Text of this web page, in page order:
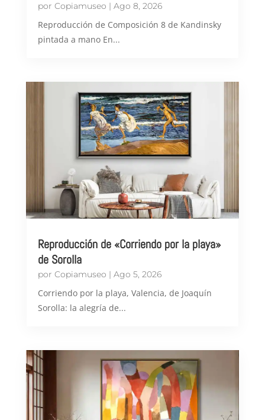
por Copiamuseo | Ago 8, 2026
Reproducción de Composición 8 de Kandinsky
pintada a mano En...
Reproducción de «Corriendo por la playa»
de Sorolla
por Copiamuseo | Ago 5, 2026
Corriendo por la playa, Valencia, de Joaquín
Sorolla: la alegría de...